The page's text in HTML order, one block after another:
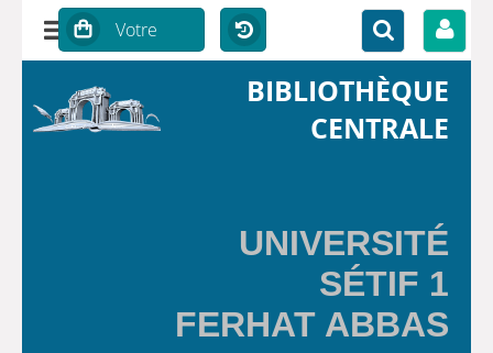
BIBLIOTHÈQUE
CENTRALE
UNIVERSITÉ
SÉTIF 1
FERHAT ABBAS